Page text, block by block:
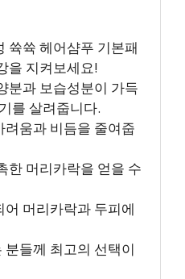
쓕쓕 헤어샴푸 기본패
을 지켜보세요!
분과 보습성분이 가득
를 살려줍니다.
움과 비듬을 줄여줍
한 머리카락을 얻을 수
머리카락과 두피에
들께 최고의 선택이